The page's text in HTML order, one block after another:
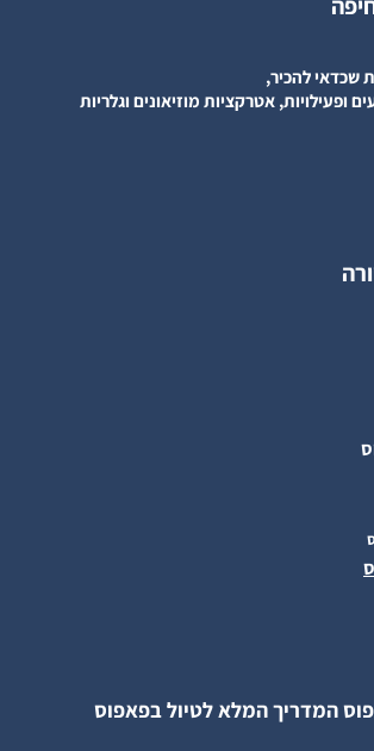
שכדאי להכיר,
ופעילויות, אטרקציות מוזיאונים וגלריות
המדריך המלא לטיול בפאפוס